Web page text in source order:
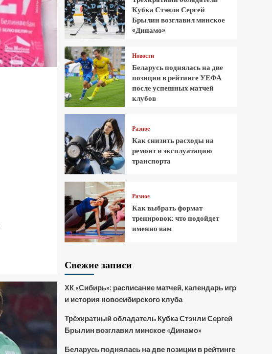
Кубка Стэнли Сергей
Брылин возглавил минское
«Динамо»
Новости
Беларусь поднялась на две
позиции в рейтинге УЕФА
после успешных матчей
клубов
Разное
Как снизить расходы на
ремонт и эксплуатацию
транспорта
Разное
Как выбрать формат
тренировок: что подойдет
именно вам
Свежие записи
ХК «Сибирь»: расписание матчей, календарь игр
и история новосибирского клуба
Трёхкратный обладатель Кубка Стэнли Сергей
Брылин возглавил минское «Динамо»
Беларусь поднялась на две позиции в рейтинге